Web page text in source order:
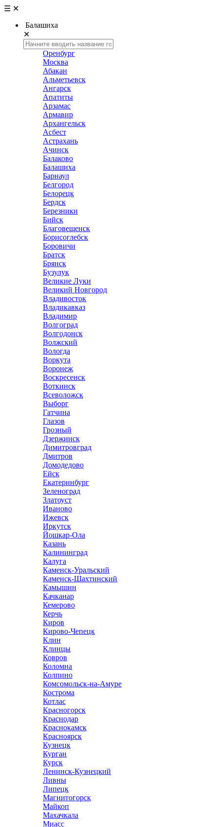
☰ ✕
Балашиха
✕
Оренбург
Москва
Абакан
Альметьевск
Ангарск
Апатиты
Арзамас
Армавир
Архангельск
Асбест
Астрахань
Ачинск
Балаково
Балашиха
Барнаул
Белгород
Белорецк
Бердск
Березники
Бийск
Благовещенск
Борисоглебск
Боровичи
Братск
Брянск
Бузулук
Великие Луки
Великий Новгород
Владивосток
Владикавказ
Владимир
Волгоград
Волгодонск
Волжский
Вологда
Воркута
Воронеж
Воскресенск
Воткинск
Всеволожск
Выборг
Гатчина
Глазов
Грозный
Дзержинск
Димитровград
Дмитров
Домодедово
Ейск
Екатеринбург
Зеленоград
Златоуст
Иваново
Ижевск
Иркутск
Йошкар-Ола
Казань
Калининград
Калуга
Каменск-Уральский
Каменск-Шахтинский
Камышин
Качканар
Кемерово
Керчь
Киров
Кирово-Чепецк
Клин
Клинцы
Ковров
Коломна
Колпино
Комсомольск-на-Амуре
Кострома
Котлас
Красногорск
Краснодар
Краснокамск
Красноярск
Кузнецк
Курган
Курск
Ленинск-Кузнецкий
Ливны
Липецк
Магнитогорск
Майкоп
Махачкала
Миасс